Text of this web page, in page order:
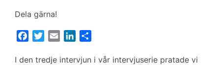
Dela gärna!
c
i
a
n
I den tredje intervjun i vår intervjuserie pratade vi